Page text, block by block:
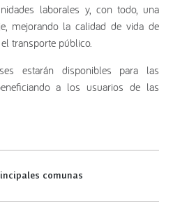
laborales y, con todo, una
mejorando la calidad de vida de
transporte público.
estarán disponibles para las
a los usuarios de las
comunas